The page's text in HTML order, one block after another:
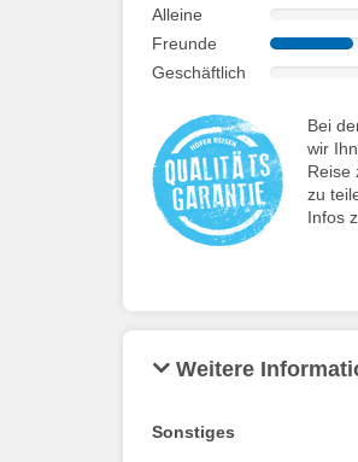
Alleine
Freunde
Geschäftlich
Bei
wir
Reise
zu
Infos
Weitere
Sonstiges